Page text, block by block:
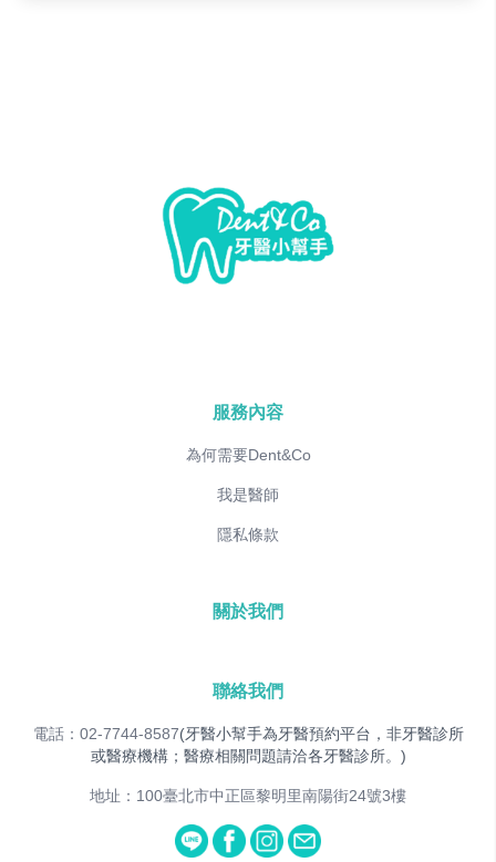
服務內容
為何需要Dent&Co
我是醫師
隱私條款
關於我們
聯絡我們
電話：02-7744-8587(牙醫小幫手為牙醫預約平台，非牙醫診所
或醫療機構；醫療相關問題請洽各牙醫診所。)
地址：100臺北市中正區黎明里南陽街24號3樓